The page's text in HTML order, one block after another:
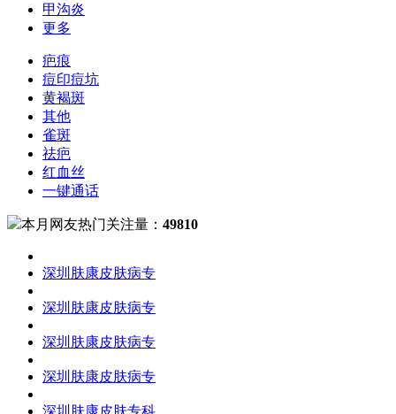
甲沟炎
更多
疤痕
痘印痘坑
黄褐斑
其他
雀斑
祛疤
红血丝
一键通话
本月网友热门关注量： 49810
深圳肤康皮肤病专
深圳肤康皮肤病专
深圳肤康皮肤病专
深圳肤康皮肤病专
深圳肤康皮肤专科